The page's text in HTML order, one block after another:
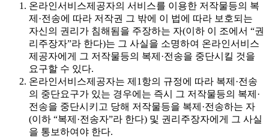
온라인서비스제공자의 서비스를 이용한 저작물등의 복
제·전송에 따라 저작권 그 밖에 이 법에 따라 보호되는
자신의 권리가 침해됨을 주장하는 자(이하 이 조에서 “권
리주장자”라 한다)는 그 사실을 소명하여 온라인서비스
제공자에게 그 저작물등의 복제·전송을 중단시킬 것을
요구할 수 있다.
온라인서비스제공자는 제1항의 규정에 따라 복제·전송
의 중단요구가 있는 경우에는 즉시 그 저작물등의 복제·
전송을 중단시키고 당해 저작물등을 복제·전송하는 자
(이하 “복제·전송자”라 한다) 및 권리주장자에게 그 사실
을 통보하여야 한다.